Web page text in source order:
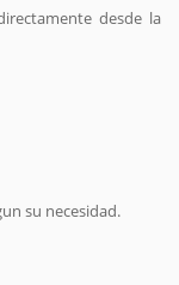
desde la
su necesidad.